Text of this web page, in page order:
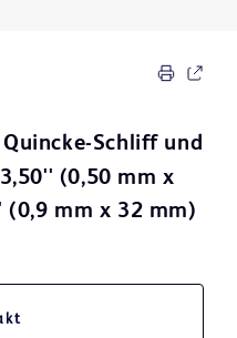
Schliff und
(0,50 mm x
(0,9 mm x 32 mm)